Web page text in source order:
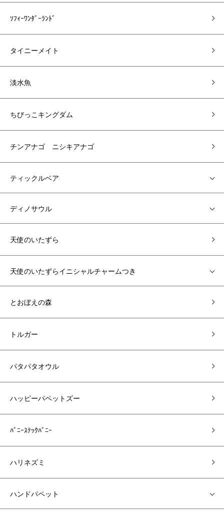
ｿﾌｨｰﾜﾝﾀﾞｰﾗﾝﾄﾞ
タイニーメイト
淡水魚
ちびっこキングダム
チンアナゴ ニシキアナゴ
ティックルベア
ディノサウル
天使のいたずら
天使のいたずらイニシャルチャームつき
とおぼえの森
トルガー
パタパタオウル
ハッピーパペットズー
ﾊﾞﾆｰｽﾃｯｸﾊﾞﾆｰ
ハリネズミ
ハンドパペット